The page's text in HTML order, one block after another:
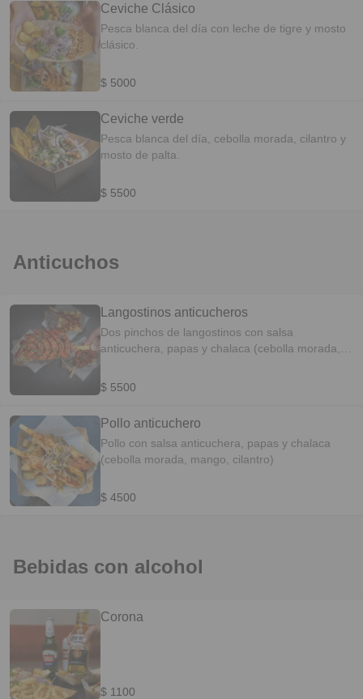
Ceviche Clásico
Pesca blanca del día con leche de tigre y mosto
clásico.
$ 5000
Ceviche verde
Pesca blanca del día, cebolla morada, cilantro y
mosto de palta.
$ 5500
Anticuchos
Langostinos anticucheros
Dos pinchos de langostinos con salsa
anticuchera, papas y chalaca (cebolla morada,
$ 5500
Pollo anticuchero
Pollo con salsa anticuchera, papas y chalaca
(cebolla morada, mango, cilantro)
$ 4500
Bebidas con alcohol
Corona
$ 1100